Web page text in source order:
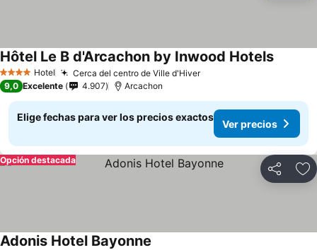
4 EstrellasHotel Cerca del centro de Ville d'Hiver
Hôtel Le B d'Arcachon by Inwood Hotels
9,0 Excelente 4.907 Arcachon
Elige fechas para ver los precios exactos
Ver precios
Compartir
Opción destacada
Adonis Hotel Bayonne